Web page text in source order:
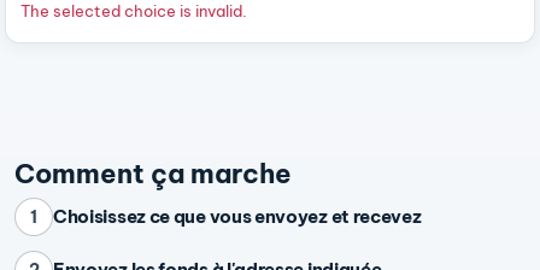
The selected choice is invalid.
Comment ça marche
1 Choisissez ce que vous envoyez et recevez